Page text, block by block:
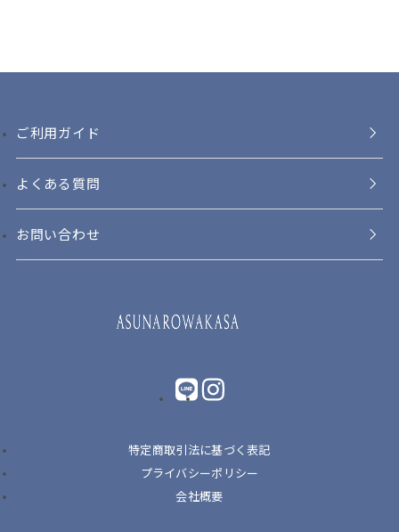
ご利用ガイド
よくある質問
お問い合わせ
LINE instagram
特定商取引法に基づく表記
プライバシーポリシー
会社概要